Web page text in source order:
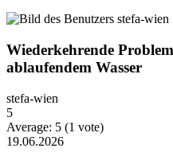
Wiederkehrende
ablaufendem Wasser
stefa-wien
5
Average: 5 (1 vote)
19.06.2026